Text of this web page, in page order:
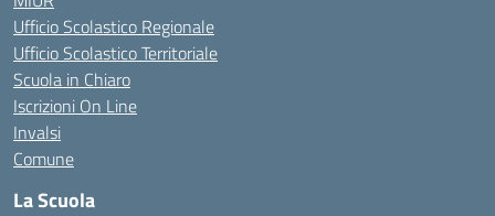
Ufficio Scolastico Regionale
Ufficio Scolastico Territoriale
Scuola in Chiaro
Iscrizioni On Line
Invalsi
Comune
La Scuola